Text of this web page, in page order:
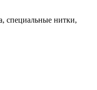
специальные нитки,